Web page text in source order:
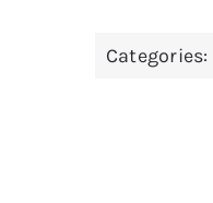
Categories: